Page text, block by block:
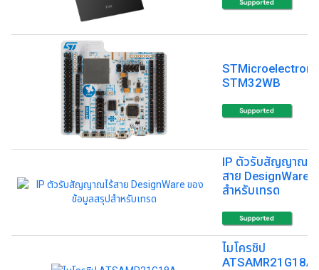
STM32WB
IP ตัวรับสัญญาณไร้
สาย DesignWare
สำหรับเทรด
ไมโครชิป
ATSAMR21G18A